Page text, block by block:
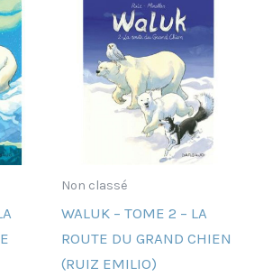
Non classé
WALUK – TOME 2 – LA
ROUTE DU GRAND CHIEN
(RUIZ EMILIO)